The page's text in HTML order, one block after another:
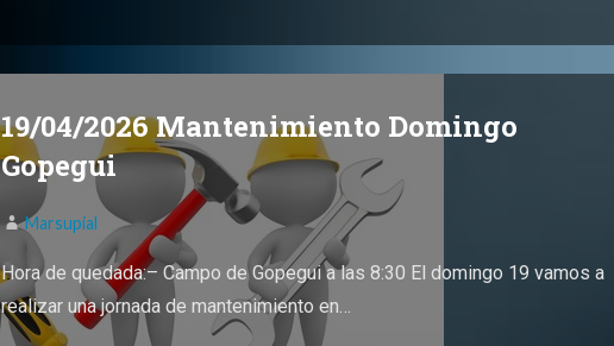
19/04/2026 Mantenimiento Domingo
Gopegui
Marsupial
Hora de quedada:– Campo de Gopegui a las 8:30 El domingo 19 vamos a
realizar una jornada de mantenimiento en…